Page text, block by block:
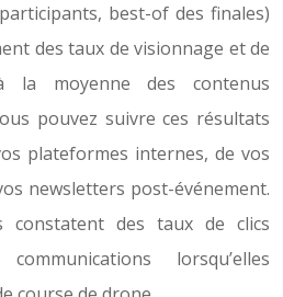
best-of des finales)
des taux de visionnage et de
la moyenne des contenus
pouvez suivre ces résultats
plateformes internes, de vos
newsletters post-événement.
constatent des taux de clics
lorsqu’elles